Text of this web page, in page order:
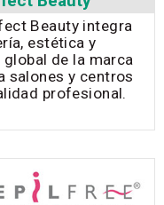
Beauty integra
estética y
de la marca
salones y centros
profesional.